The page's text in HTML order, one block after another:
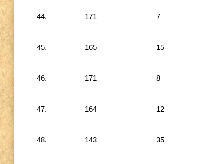
44. 171 7
45. 165 15
46. 171 8
47. 164 12
48. 143 35